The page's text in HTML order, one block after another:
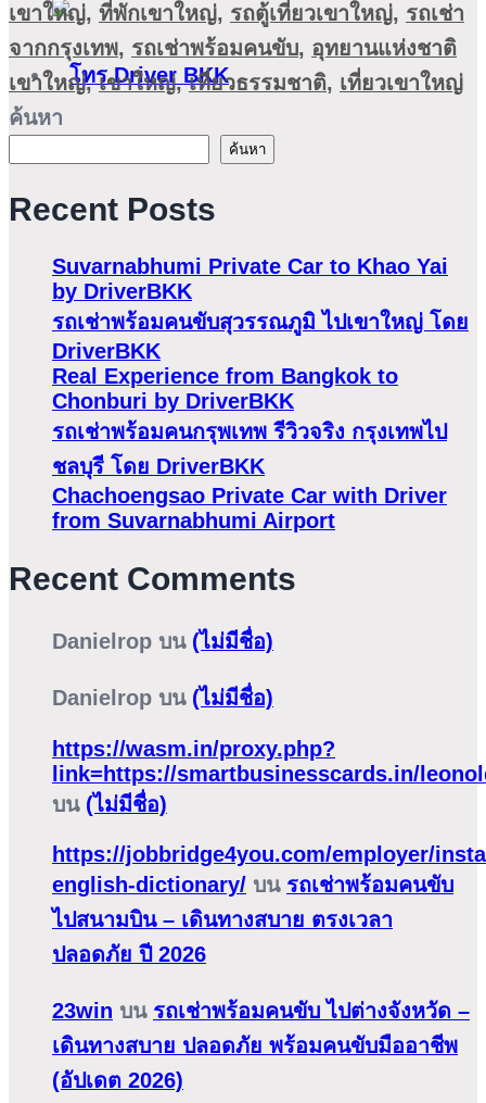
เขาใหญ่, ที่พักเขาใหญ่, รถตู้เที่ยวเขาใหญ่, รถเช่า
จากกรุงเทพ, รถเช่าพร้อมคนขับ, อุทยานแห่งชาติ
เขาใหญ่,เขาใหญ่,เที่ยวธรรมชาติ, เที่ยวเขาใหญ่
ค้นหา
ค้นหา
Recent Posts
Suvarnabhumi Private Car to Khao Yai
by DriverBKK
รถเช่าพร้อมคนขับสุวรรณภูมิ ไปเขาใหญ่ โดย
DriverBKK
Real Experience from Bangkok to
Chonburi by DriverBKK
รถเช่าพร้อมคนกรุพเทพ รีวิวจริง กรุงเทพไป
ชลบุรี โดย DriverBKK
Chachoengsao Private Car with Driver
from Suvarnabhumi Airport
Recent Comments
Danielrop บน (ไม่มีชื่อ)
Danielrop บน (ไม่มีชื่อ)
https://wasm.in/proxy.php?
link=https://smartbusinesscards.in/
บน (ไม่มีชื่อ)
https://jobbridge4you.com/employer/
english-dictionary/ บน รถเช่าพร้อมคนขับ
ไปสนามบิน – เดินทางสบาย ตรงเวลา
ปลอดภัย ปี 2026
23win บน รถเช่าพร้อมคนขับ ไปต่างจังหวัด –
เดินทางสบาย ปลอดภัย พร้อมคนขับมืออาชีพ
(อัปเดต 2026)